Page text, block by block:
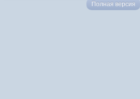
Полная версия